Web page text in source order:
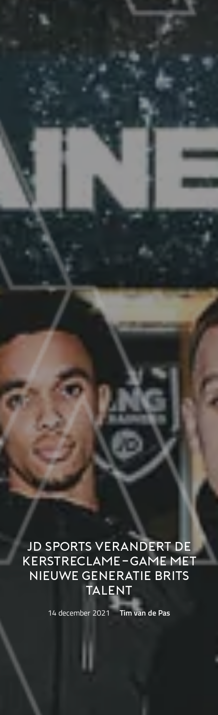
JD Sports verandert de
kerstreclame-game met
nieuwe generatie Brits
talent
14 december 2021 Tim van de Pas